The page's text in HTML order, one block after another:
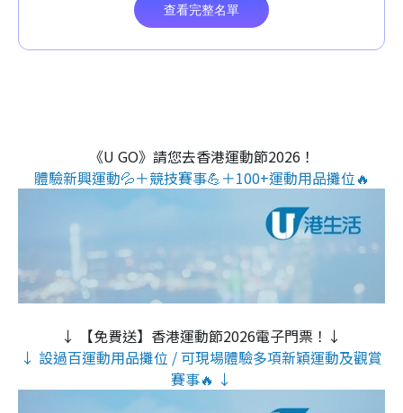
《U GO》請您去香港運動節2026！
體驗新興運動💦＋競技賽事💪＋100+運動用品攤位🔥
↓ 【免費送】香港運動節2026電子門票！↓
↓ 設過百運動用品攤位 / 可現場體驗多項新穎運動及觀賞
賽事🔥 ↓